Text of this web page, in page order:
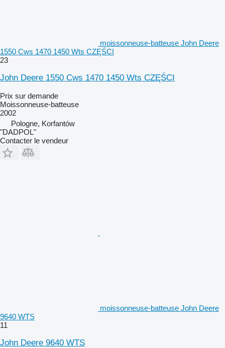
moissonneuse-batteuse John Deere
1550 Cws 1470 1450 Wts CZĘŚCI
23
John Deere 1550 Cws 1470 1450 Wts CZĘŚCI
Prix sur demande
Moissonneuse-batteuse
2002
Pologne, Korfantów
"DADPOL"
Contacter le vendeur
moissonneuse-batteuse John Deere
9640 WTS
11
John Deere 9640 WTS